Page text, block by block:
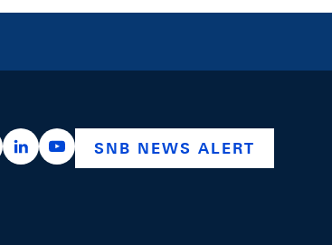
https://x.com/snb_bns
https://ch.linkedin.com/company/swiss-
https://www.youtube.com/
SNB NEWS ALERT